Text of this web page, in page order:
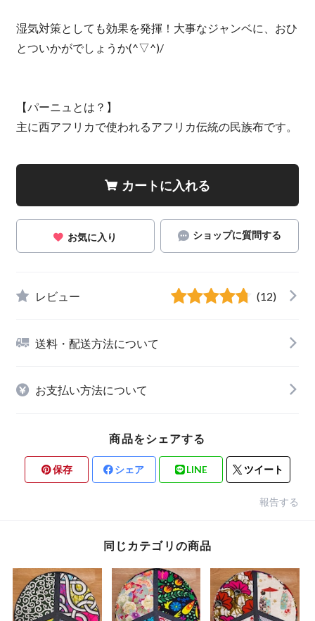
湿気対策としても効果を発揮！大事なジャンベに、おひ
とついかがでしょうか(^▽^)/
【パーニュとは？】
主に西アフリカで使われるアフリカ伝統の民族布です。
カートに入れる
お気に入り ショップに質問する
レビュー (12)
送料・配送方法について
お支払い方法について
商品をシェアする
保存 シェア LINE ツイート
報告する
同じカテゴリの商品